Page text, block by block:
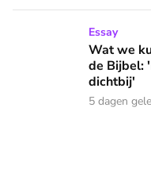
Wat we kunnen leren
Essay
Wat we
de Bijbel:
dichtbij'
5 dagen